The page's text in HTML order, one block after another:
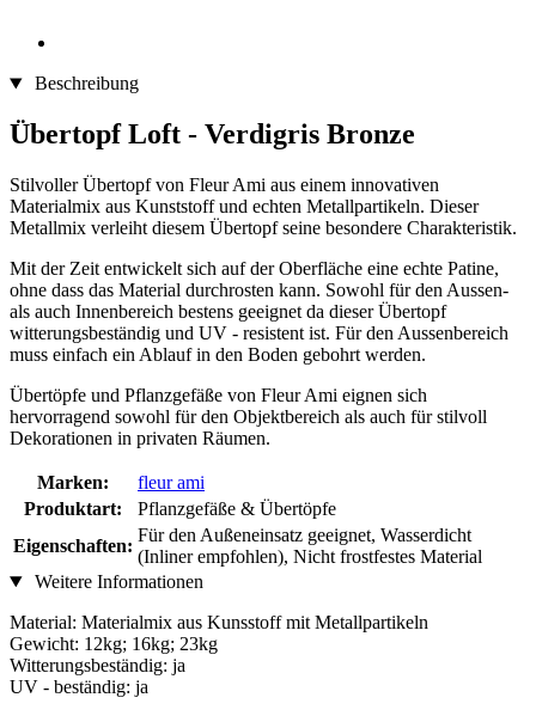
Beschreibung
Übertopf Loft - Verdigris Bronze
Stilvoller Übertopf von Fleur Ami aus einem innovativen
Materialmix aus Kunststoff und echten Metallpartikeln. Dieser
Metallmix verleiht diesem Übertopf seine besondere Charakteristik.
Mit der Zeit entwickelt sich auf der Oberfläche eine echte Patine,
ohne dass das Material durchrosten kann. Sowohl für den Aussen-
als auch Innenbereich bestens geeignet da dieser Übertopf
witterungsbeständig und UV - resistent ist. Für den Aussenbereich
muss einfach ein Ablauf in den Boden gebohrt werden.
Übertöpfe und Pflanzgefäße von Fleur Ami eignen sich
hervorragend sowohl für den Objektbereich als auch für stilvoll
Dekorationen in privaten Räumen.
Marken:
fleur ami
Produktart:
Pflanzgefäße & Übertöpfe
Eigenschaften:
Für den Außeneinsatz geeignet, Wasserdicht
(Inliner empfohlen), Nicht frostfestes Material
Weitere Informationen
Material: Materialmix aus Kunsstoff mit Metallpartikeln
Gewicht: 12kg; 16kg; 23kg
Witterungsbeständig: ja
UV - beständig: ja